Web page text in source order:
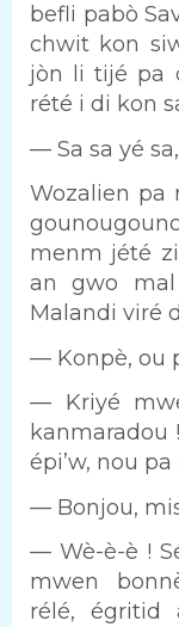
befli pabò
chwit kon
jòn li tijé pa
rété i di kon
— Sa sa yé
Wozalien pa
menm jété
an gwo
Malandi viré
— Konpè, ou
— Kriyé
kanmaradou
épi’w, nou
— Bonjou,
— Wè-è-è !
mwen
rélé, égritid